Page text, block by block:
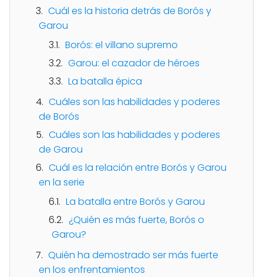
Cuál es la historia detrás de Borós y
Garou
Borós: el villano supremo
Garou: el cazador de héroes
La batalla épica
Cuáles son las habilidades y poderes
de Borós
Cuáles son las habilidades y poderes
de Garou
Cuál es la relación entre Borós y Garou
en la serie
La batalla entre Borós y Garou
¿Quién es más fuerte, Borós o
Garou?
Quién ha demostrado ser más fuerte
en los enfrentamientos